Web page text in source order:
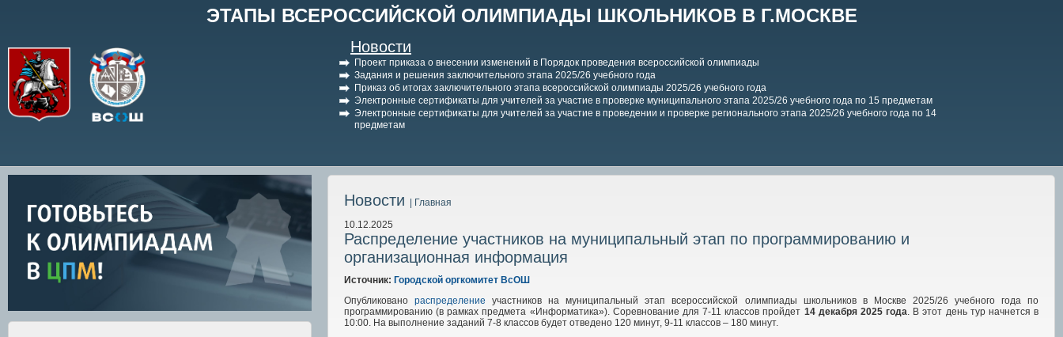
ЭТАПЫ ВСЕРОССИЙСКОЙ ОЛИМПИАДЫ ШКОЛЬНИКОВ В Г.МОСКВЕ
Новости
Проект приказа о внесении изменений в Порядок проведения всероссийской олимпиады
Задания и решения заключительного этапа 2025/26 учебного года
Приказ об итогах заключительного этапа всероссийской олимпиады 2025/26 учебного года
Электронные сертификаты для учителей за участие в проверке муниципального этапа 2025/26 учебного года по 15 предметам
Электронные сертификаты для учителей за участие в проведении и проверке регионального этапа 2025/26 учебного года по 14
предметам
Новости
| Главная
10.12.2025
Распределение участников на муниципальный этап по программированию и
организационная информация
Источник: Городской оргкомитет ВсОШ
Опубликованораспределение участников на муниципальный этап всероссийской олимпиады школьников в Москве 2025/26 учебного года по
программированию (в рамках предмета «Информатика»). Соревнование для 7-11 классов пройдет 14 декабря 2025 года. В этот день тур начнется в
10:00. На выполнение заданий 7-8 классов будет отведено 120 минут, 9-11 классов – 180 минут.